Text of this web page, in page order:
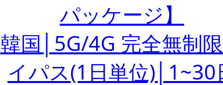
パッケージ】
韓国│5G/4G 完全無制
イパス(1日単位)│1~30